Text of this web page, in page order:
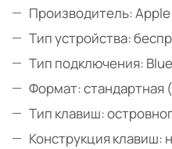
Производитель: Apple
Тип устройства:
Тип подключения:
Формат: стандартная
Тип клавиш:
Конструкция клавиш: